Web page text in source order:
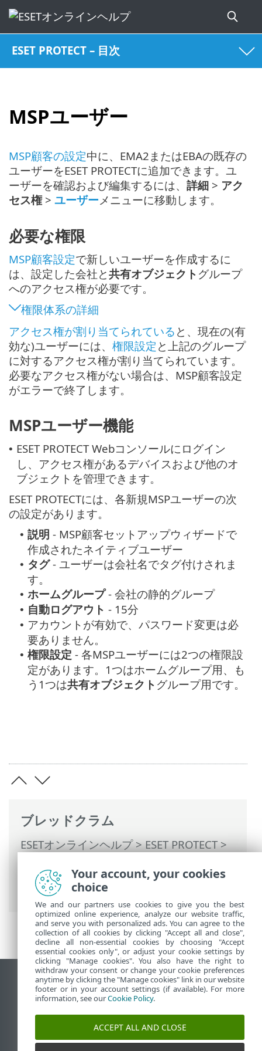
ESET PROTECT – 目次
MSPユーザー
ブレッドクラム
ESETオンラインヘルプ>ESET PROTECT>
スプロバイダー向けESET PROTECT> MSP
ユーザー
MSP顧客の設定中に、EMA2またはEBAの既存の
ユーザーをESET PROTECTに追加できます。ユ
ーザーを確認および編集するには、 詳細 > アク
セス権 > ユーザーメニューに移動します。
必要な権限
MSP顧客設定で新しいユーザーを作成するに
は、設定した会社と共有オブジェクト グループ
へのアクセス権が必要です。
権限体系の詳細
アクセス権が割り当てられている と、現在の(有
効な)ユーザーには、 権限設定 と上記のグループ
に対するアクセス権が割り当てられています。
必要なアクセス権がない場合は、MSP顧客設定
がエラーで終了します。
MSPユーザー機能
• ESET PROTECT Webコンソールにログイン
し、アクセス権があるデバイスおよび他のオ
ブジェクトを管理できます。
ESET PROTECTには、各新規MSPユーザーの次
の設定があります。
• 説明 - MSP顧客セットアップウィザードで
作成されたネイティブユーザー
• タグ- ユーザーは会社名でタグ付けされま
す。
• ホームグループ- 会社の静的グループ
• 自動ログアウト - 15分
• アカウントが有効で、パスワード変更は必
要ありません。
• 権限設定 - 各MSPユーザーには2つの権限設
定があります。1つはホームグループ用、も
う1つは共有オブジェクト グループ用です。
デスクトップサイトの表示
End of Life
ESETナレッジベース
ESETフォーラム
ESET Status Portal
Your account, your cookies
choice
We and our partners use cookies to give you the best
optimized online experience, analyze our website traffic,
and serve you with personalized ads. You can agree to the
collection of all cookies by clicking "Accept all and close",
decline all non-essential cookies by choosing "Accept
essential cookies only", or adjust your cookie settings by
clicking "Manage cookies". You also have the right to
withdraw your consent or change your cookie preferences
anytime by clicking the "Manage cookies" link in our website
footer or in your account settings (if available). For more
information, see ourCookie Policy.
ACCEPT ALL AND CLOSE